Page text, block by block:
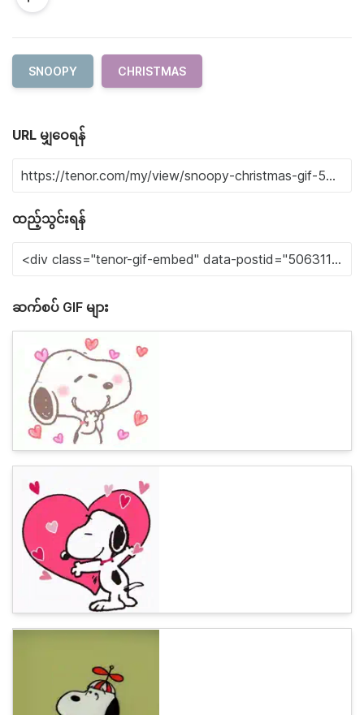
SNOOPY CHRISTMAS
URL မျှဝေရန်
ထည့်သွင်းရန်
ဆက်စပ် GIF များ